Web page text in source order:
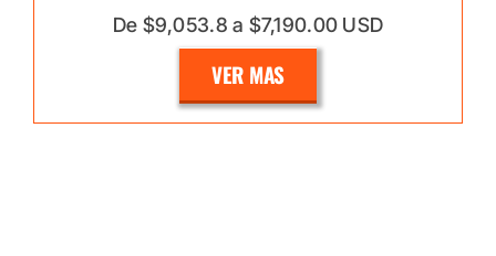
De $9,053.8 a $7,190.00 USD
VER MAS